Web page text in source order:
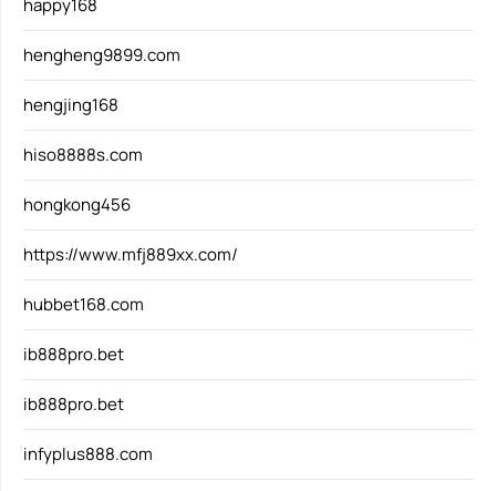
happy168
hengheng9899.com
hengjing168
hiso8888s.com
hongkong456
https://www.mfj889xx.com/
hubbet168.com
ib888pro.bet
ib888pro.bet
infyplus888.com